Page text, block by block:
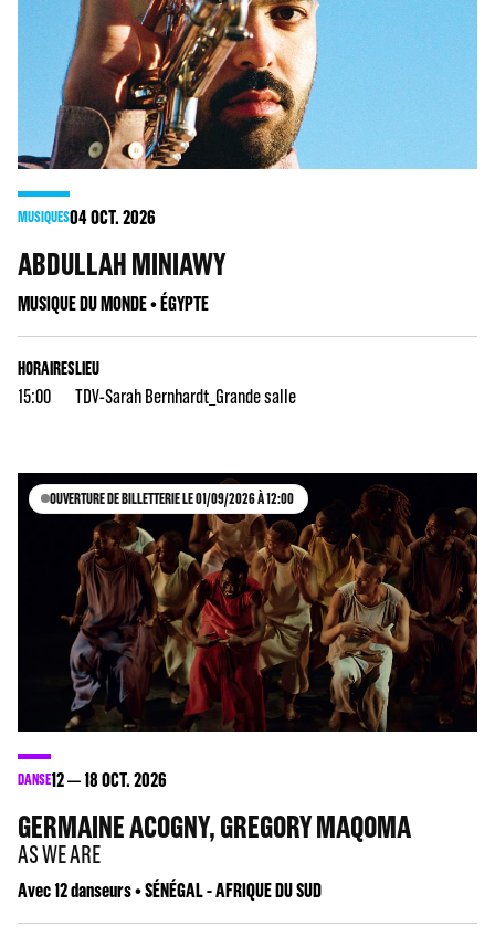
MUSIQUES04OCT. 2026
ABDULLAH MINIAWY
MUSIQUE DU MONDE • ÉGYPTE
HORAIRES
15:00
LIEU
TDV-Sarah Bernhardt_Grande salle
OUVERTURE DE BILLETTERIE LE 01/09/2026 À 12:00
DANSE12 18OCT. 2026
GERMAINE ACOGNY, GREGORY MAQOMA
AS WE ARE
Avec 12 danseurs • SÉNÉGAL - AFRIQUE DU SUD